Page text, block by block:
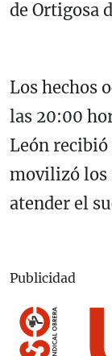
de Ortigosa
Los hechos
las 20:00
León
movilizó los
atender el
Publicidad